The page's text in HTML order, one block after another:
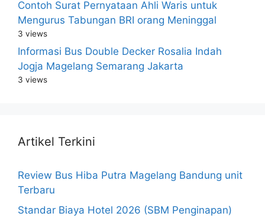
Contoh Surat Pernyataan Ahli Waris untuk
Mengurus Tabungan BRI orang Meninggal
3 views
Informasi Bus Double Decker Rosalia Indah
Jogja Magelang Semarang Jakarta
3 views
Artikel Terkini
Review Bus Hiba Putra Magelang Bandung unit
Terbaru
Standar Biaya Hotel 2026 (SBM Penginapan)